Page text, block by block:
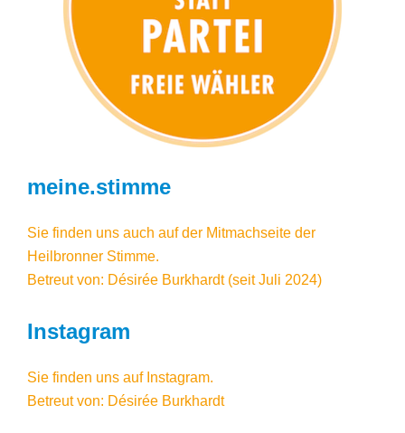
meine.stimme
Sie finden uns auch auf der Mitmachseite der
Heilbronner Stimme.
Betreut von: Désirée Burkhardt (seit Juli 2024)
Instagram
Sie finden uns auf Instagram.
Betreut von: Désirée Burkhardt